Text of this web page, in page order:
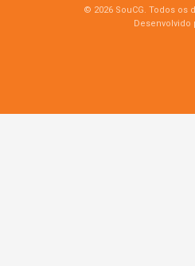
© 2026 SouCG. Todos os
Desenvolvido